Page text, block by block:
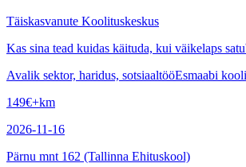
Täiskasvanute Koolituskeskus
Kas sina tead kuidas käituda, kui väikelaps
Avalik sektor, haridus, sotsiaaltööEsmaabi
149€+km
2026-11-16
Pärnu mnt 162 (Tallinna Ehituskool)